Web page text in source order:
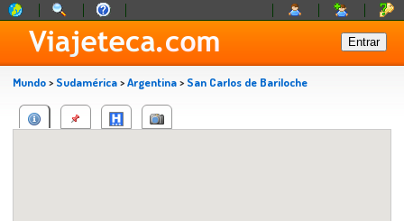
Mundo> Sudamérica>Argentina> San Carlos de Bariloche